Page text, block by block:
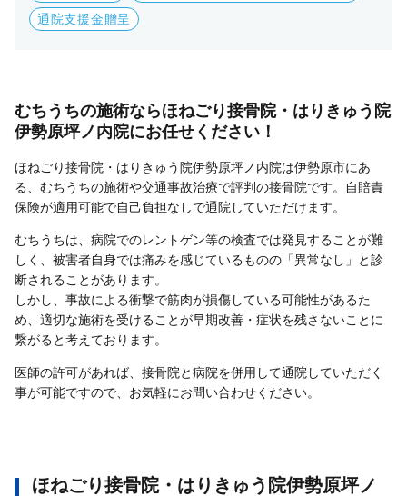
通院支援金贈呈
むちうちの施術ならほねごり接骨院・はりきゅう院
伊勢原坪ノ内院にお任せください！
ほねごり接骨院・はりきゅう院伊勢原坪ノ内院は伊勢原市にあ
る、むちうちの施術や交通事故治療で評判の接骨院です。自賠責
保険が適用可能で自己負担なしで通院していただけます。
むちうちは、病院でのレントゲン等の検査では発見することが難
しく、被害者自身では痛みを感じているものの「異常なし」と診
断されることがあります。
しかし、事故による衝撃で筋肉が損傷している可能性があるた
め、適切な施術を受けることが早期改善・症状を残さないことに
繋がると考えております。
医師の許可があれば、接骨院と病院を併用して通院していただく
事が可能ですので、お気軽にお問い合わせください。
ほねごり接骨院・はりきゅう院伊勢原坪ノ